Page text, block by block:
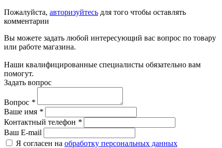
Пожалуйста, авторизуйтесь для того чтобы оставлять
комментарии
Вы можете задать любой интересующий вас вопрос по товару
или работе магазина.
Наши квалифицированные специалисты обязательно вам
помогут.
Задать вопрос
Вопрос *
Ваше имя *
Контактный телефон *
Ваш E-mail
Я согласен на обработку персональных данных